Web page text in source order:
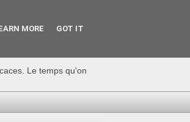
Le temps qu'on
MORE GOT IT